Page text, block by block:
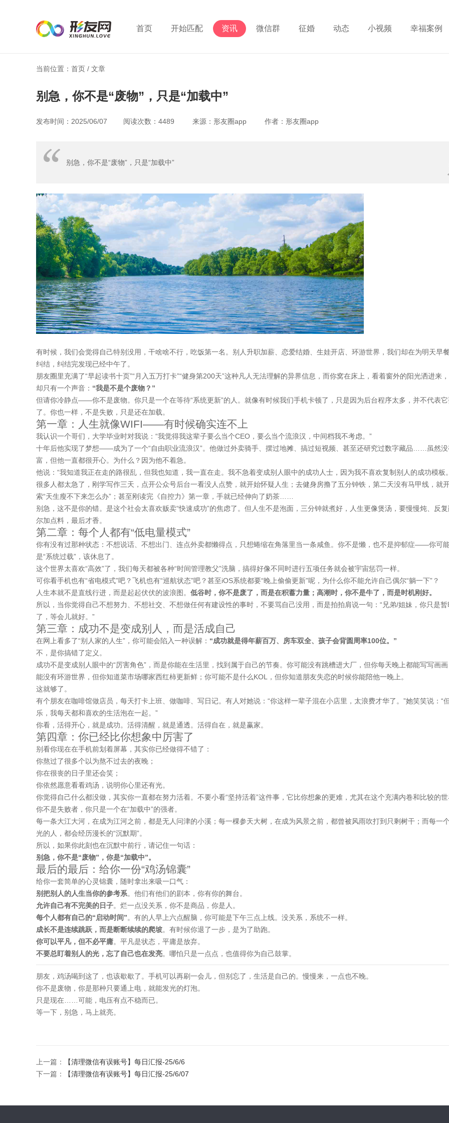
首页 开始匹配 资讯 微信群 征婚 动态 小视频 幸福案例
当前位置：首页 / 文章
别急，你不是“废物”，只是“加载中”
发布时间：2025/06/07 阅读次数：4489 来源：形友圈app 作者：形友圈app
别急，你不是“废物”，只是“加载中”
有时候，我们会觉得自己特别没用，干啥啥不行，吃饭第一名。别人升职加薪、恋爱结婚、生娃开店、环游世界，我们却在为明天早
纠结，纠结完发现已经中午了。
朋友圈里充满了“早起读书十页”“月入五万打卡”“健身第200天”这种凡人无法理解的异界信息，而你窝在床上，看着窗外的阳光洒进来
却只有一个声音： “我是不是个废物？”
但请你冷静点——你不是废物。你只是一个在等待“系统更新”的人。就像有时候我们手机卡顿了，只是因为后台程序太多，并不代表它
了。你也一样，不是失败，只是还在加载。
第一章：人生就像WIFI——有时候确实连不上
我认识一个哥们，大学毕业时对我说：“我觉得我这辈子要么当个CEO，要么当个流浪汉，中间档我不考虑。”
十年后他实现了梦想——成为了一个“自由职业流浪汉”。他做过外卖骑手、摆过地摊、搞过短视频、甚至还研究过数字藏品……虽然没
富，但他一直都很开心。为什么？因为他不着急。
他说：“我知道我正在走的路很乱，但我也知道，我一直在走。我不急着变成别人眼中的成功人士，因为我不喜欢复制别人的成功模板
很多人都太急了，刚学写作三天，点开公众号后台一看没人点赞，就开始怀疑人生；去健身房撸了五分钟铁，第二天没有马甲线，就
索“天生瘦不下来怎么办”；甚至刚读完《自控力》第一章，手就已经伸向了奶茶……
别急，这不是你的错。是这个社会太喜欢贩卖“快速成功”的焦虑了。但人生不是泡面，三分钟就煮好，人生更像煲汤，要慢慢炖、反
尔加点料，最后才香。
第二章：每个人都有“低电量模式”
你有没有过那种状态：不想说话、不想出门、连点外卖都懒得点，只想蜷缩在角落里当一条咸鱼。你不是懒，也不是抑郁症——你可
是“系统过载”，该休息了。
这个世界太喜欢“高效”了，我们每天都被各种“时间管理教父”洗脑，搞得好像不同时进行五项任务就会被宇宙惩罚一样。
可你看手机也有“省电模式”吧？飞机也有“巡航状态”吧？甚至iOS系统都要“晚上偷偷更新”呢，为什么你不能允许自己偶尔“躺一下”？
人生本就不是直线行进，而是起起伏伏的波浪图。 低谷时，你不是废了，而是在积蓄力量；高潮时，你不是牛了，而是时机刚好。
所以，当你觉得自己不想努力、不想社交、不想做任何有建设性的事时，不要骂自己没用，而是拍拍肩说一句：“兄弟/姐妹，你只是暂
了，等会儿就好。”
第三章：成功不是变成别人，而是活成自己
在网上看多了“别人家的人生”，你可能会陷入一种误解： “成功就是得年薪百万、房车双全、孩子会背圆周率100位。”
不，是你搞错了定义。
成功不是变成别人眼中的“厉害角色”，而是你能在生活里，找到属于自己的节奏。你可能没有跳槽进大厂，但你每天晚上都能写写画
能没有环游世界，但你知道菜市场哪家西红柿更新鲜；你可能不是什么KOL，但你知道朋友失恋的时候你能陪他一晚上。
这就够了。
有个朋友在咖啡馆做店员，每天打卡上班、做咖啡、写日记。有人对她说：“你这样一辈子混在小店里，太浪费才华了。”她笑笑说：“
乐，我每天都和喜欢的生活泡在一起。”
你看，活得开心，就是成功。活得清醒，就是通透。活得自在，就是赢家。
第四章：你已经比你想象中厉害了
别看你现在在手机前划着屏幕，其实你已经做得不错了：
你熬过了很多个以为熬不过去的夜晚；
你在很丧的日子里还会笑；
你依然愿意看看鸡汤，说明你心里还有光。
你觉得自己什么都没做，其实你一直都在努力活着。不要小看“坚持活着”这件事，它比你想象的更难，尤其在这个充满内卷和比较的世
你不是失败者，你只是一个在“加载中”的强者。
每一条大江大河，在成为江河之前，都是无人问津的小溪；每一棵参天大树，在成为风景之前，都曾被风雨吹打到只剩树干；而每一
光的人，都会经历漫长的“沉默期”。
所以，如果你此刻也在沉默中前行，请记住一句话：
别急，你不是“废物”，你是“加载中”。
最后的最后：给你一份“鸡汤锦囊”
给你一套简单的心灵锦囊，随时拿出来吸一口气：
别把别人的人生当你的参考系。他们有他们的剧本，你有你的舞台。
允许自己有不完美的日子。烂一点没关系，你不是商品，你是人。
每个人都有自己的“启动时间”。有的人早上六点醒脑，你可能是下午三点上线。没关系，系统不一样。
成长不是连续跳跃，而是断断续续的爬坡。有时候你退了一步，是为了助跑。
你可以平凡，但不必平庸。平凡是状态，平庸是放弃。
不要总盯着别人的光，忘了自己也在发亮。哪怕只是一点点，也值得你为自己鼓掌。
朋友，鸡汤喝到这了，也该歇歇了。手机可以再刷一会儿，但别忘了，生活是自己的。慢慢来，一点也不晚。
你不是废物，你是那种只要通上电，就能发光的灯泡。
只是现在……可能，电压有点不稳而已。
等一下，别急，马上就亮。
上一篇：
【清理微信有误账号】每日汇报-25/6/6
下一篇：
【清理微信有误账号】每日汇报-25/6/07